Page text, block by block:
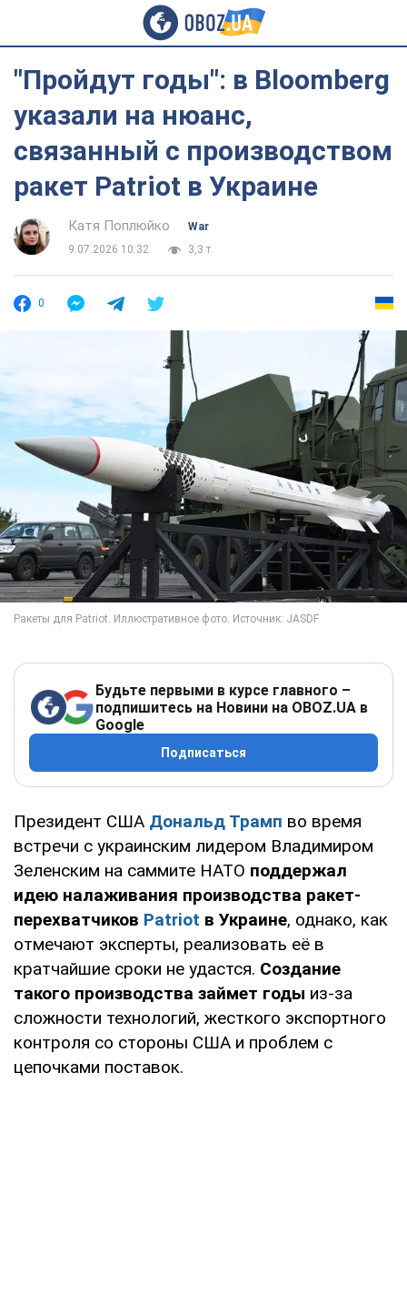
"Пройдут годы": в Bloomberg
указали на нюанс,
связанный с производством
ракет Patriot в Украине
Катя Поплюйко
War
9.07.2026 10:32
3,3 т.
0
Будьте первыми в курсе главного –
подпишитесь на Новини на OBOZ.UA в
Google
Подписаться
Президент США Дональд Трамп во время
встречи с украинским лидером Владимиром
Зеленским на саммите НАТО поддержал
идею налаживания производства ракет-
перехватчиков Patriot в Украине, однако, как
отмечают эксперты, реализовать её в
кратчайшие сроки не удастся. Создание
такого производства займет годы из-за
сложности технологий, жесткого экспортного
контроля со стороны США и проблем с
цепочками поставок.